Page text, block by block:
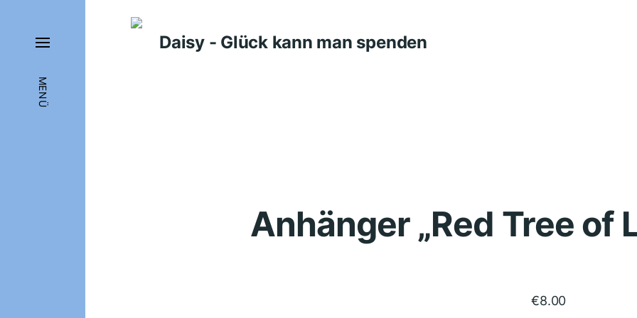
MENÜ
Daisy - Glück kann man spenden
Anhänger „Red Tree of
€8.00